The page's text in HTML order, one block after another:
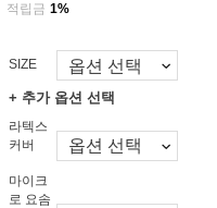
적립금 1%
SIZE
+ 추가 옵션 선택
라텍스
커버
마이크
로 요솜